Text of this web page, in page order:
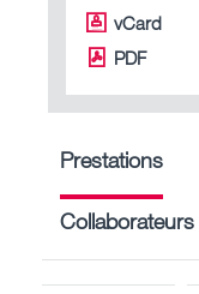
vCard
PDF
Prestations
Collaborateurs